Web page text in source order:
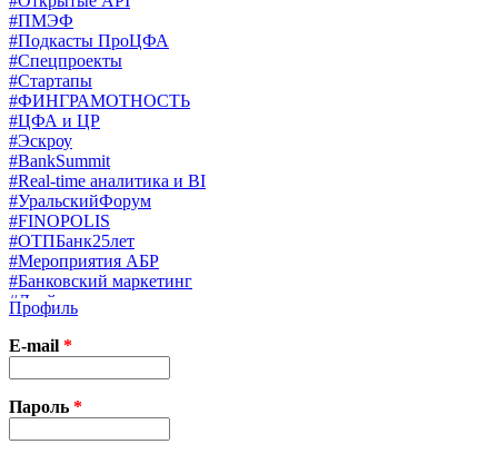
#ПМЭФ
#Подкасты ПроЦФА
#Спецпроекты
#Стартапы
#ФИНГРАМОТНОСТЬ
#ЦФА и ЦР
#Эскроу
#BankSummit
#Real-time аналитика и BI
#УральскийФорум
#FINOPOLIS
#ОТПБанк25лет
#Мероприятия АБР
#Банковский маркетинг
#Драйверы страхования
#Финконгресс ЦБ
#PB&WM
#UX/CX
#Экосистемы
X
Профиль
E-mail *
Пароль *